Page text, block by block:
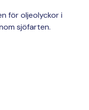
för oljeolyckor i
sjöfarten.